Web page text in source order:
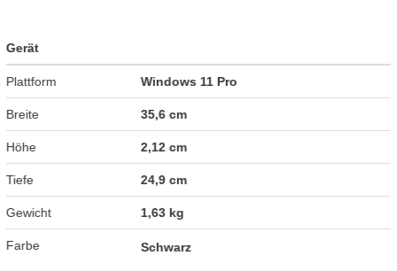
Gerät
Plattform Windows 11 Pro
Breite 35,6 cm
Höhe 2,12 cm
Tiefe 24,9 cm
Gewicht 1,63 kg
Farbe Schwarz